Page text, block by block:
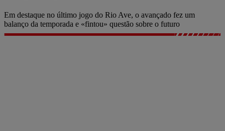
Em destaque no último jogo do Rio Ave, o avançado fez um
balanço da temporada e «fintou» questão sobre o futuro